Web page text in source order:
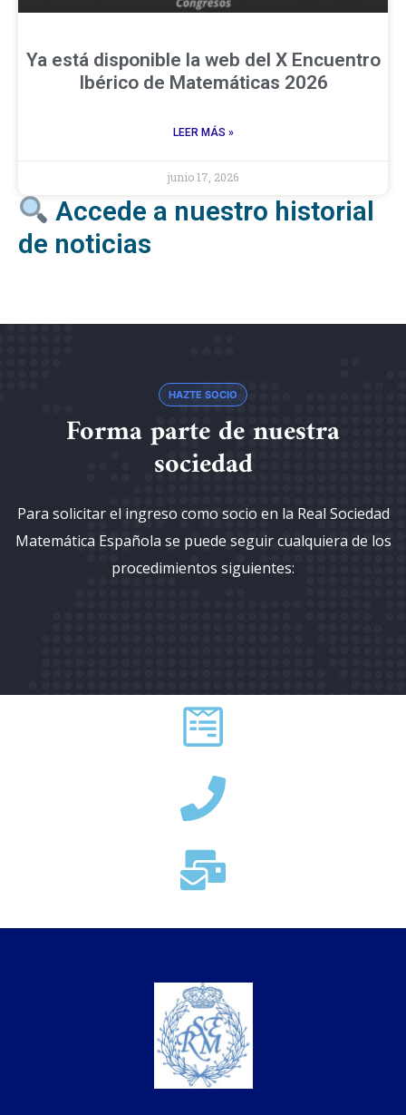
Ya está disponible la web del X Encuentro
Ibérico de Matemáticas 2026
LEER MÁS »
junio 17, 2026
Accede a nuestro historial
de noticias
HAZTE SOCIO
Forma parte de nuestra
sociedad
Para solicitar el ingreso como socio en la Real Sociedad
Matemática Española se puede seguir cualquiera de los
procedimientos siguientes: